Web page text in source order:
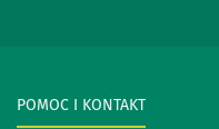
POMOC I KONTAKT